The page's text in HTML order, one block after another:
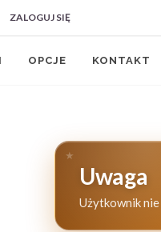
ZALOGUJ SIĘ
OPCJE KONTAKT
Uwaga
Użytkownik nie